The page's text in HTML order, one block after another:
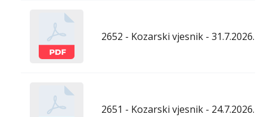
2652 - Kozarski vjesnik - 31.7.2026.
2651 - Kozarski vjesnik - 24.7.2026.